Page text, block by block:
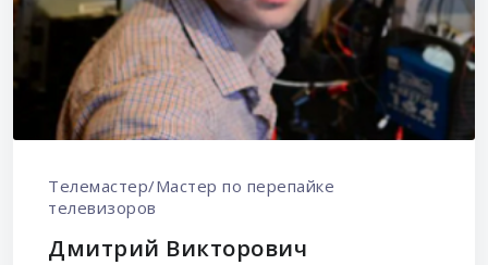
Телемастер/Мастер по перепайке
телевизоров
Дмитрий Викторович